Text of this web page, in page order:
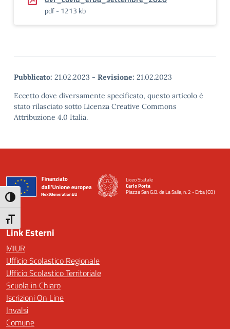
Attiva/disattiva alto contrasto
Attiva/disattiva dimensione testo
pdf - 1213 kb
Pubblicato: 21.02.2023 - Revisione: 21.02.2023
Eccetto dove diversamente specificato, questo articolo è
stato rilasciato sotto Licenza Creative Commons
Attribuzione 4.0 Italia.
Liceo Statale
Carlo Porta
Piazza San G.B. de La Salle, n. 2 - Erba (CO)
— Visita la pagina iniziale della scuola
Link Esterni
MIUR
Ufficio Scolastico Regionale
Ufficio Scolastico Territoriale
Scuola in Chiaro
Iscrizioni On Line
Invalsi
Comune